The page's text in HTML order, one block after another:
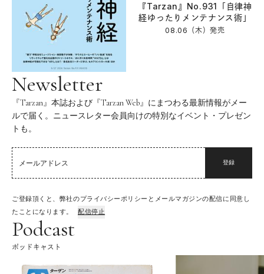
『Tarzan』No.931「自律神
経ゆったりメンテナンス術」
08.06（木）発売
Newsletter
『Tarzan』本誌および『Tarzan Web』にまつわる最新情報がメー
ルで届く。ニュースレター会員向けの特別なイベント・プレゼン
トも。
登録
ご登録頂くと、弊社のプライバシーポリシーとメールマガジンの配信に同意し
たことになります。
配信停止
Podcast
ポッドキャスト